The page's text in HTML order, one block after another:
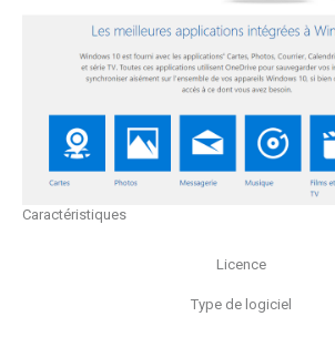
Caractéristiques
Licence
Type de logiciel